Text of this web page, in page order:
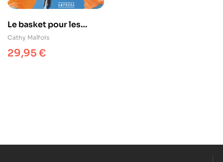
Le basket pour les
jeunes
Cathy Malfois
29,95 €